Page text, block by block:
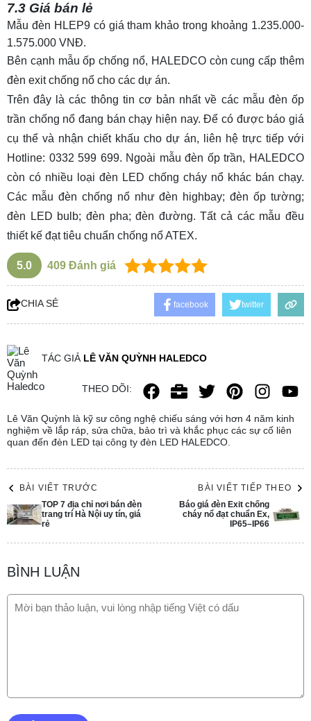
7.3 Giá bán lẻ
Mẫu đèn HLEP9 có giá tham khảo trong khoảng 1.235.000-
1.575.000 VNĐ.
Bên cạnh mẫu ốp chống nổ, HALEDCO còn cung cấp thêm
đèn exit chống nổ cho các dự án.
Trên đây là các thông tin cơ bản nhất về các mẫu đèn ốp
trần chống nổ đang bán chạy hiện nay. Để có được báo giá
cụ thể và nhận chiết khấu cho dự án, liên hệ trực tiếp với
Hotline: 0332 599 699. Ngoài mẫu đèn ốp trần, HALEDCO
còn có nhiều loại đèn LED chống cháy nổ khác bán chạy.
Các mẫu đèn chống nổ như đèn highbay; đèn ốp tường;
đèn LED bulb; đèn pha; đèn đường. Tất cả các mẫu đều
thiết kế đạt tiêu chuẩn chống nổ ATEX.
5.0 409 Đánh giá
CHIA SẺ facebook twitter
TÁC GIẢ LÊ VĂN QUỲNH HALEDCO
THEO DÕI:
Lê Văn Quỳnh là kỹ sư công nghệ chiếu sáng với hơn 4 năm kinh
nghiệm về lắp ráp, sửa chữa, bảo trì và khắc phục các sự cố liên
quan đến đèn LED tại công ty đèn LED HALEDCO.
BÀI VIẾT TRƯỚC
TOP 7 địa chỉ nơi bán đèn
trang trí Hà Nội uy tín, giá
rẻ
BÀI VIẾT TIẾP THEO
Báo giá đèn Exit chống
cháy nổ đạt chuẩn Ex,
IP65–IP66
BÌNH LUẬN